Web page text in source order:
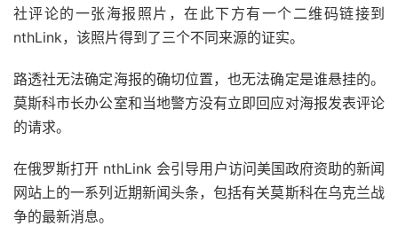
社评论的一张海报照片，在此下方有一个二维码链接到
nthLink，该照片得到了三个不同来源的证实。
路透社无法确定海报的确切位置，也无法确定是谁悬挂的。
莫斯科市长办公室和当地警方没有立即回应对海报发表评论
的请求。
在俄罗斯打开 nthLink 会引导用户访问美国政府资助的新闻
网站上的一系列近期新闻头条，包括有关莫斯科在乌克兰战
争的最新消息。